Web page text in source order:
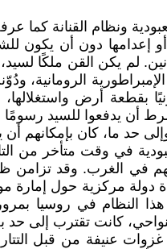
ونظام القنانة كما
أو إعدامها دون أن
لم يكن القن ملكًا
بقطعة أرض
يدفعوا للسيد رسومًا
حد ما، كان بإمكانهم
في وقت متأخر من
في الغرب. وقد
مركزية حول إمارة
هذا النظام في روسيا
كانت تقترب إلى حد
عنيفة من قبل